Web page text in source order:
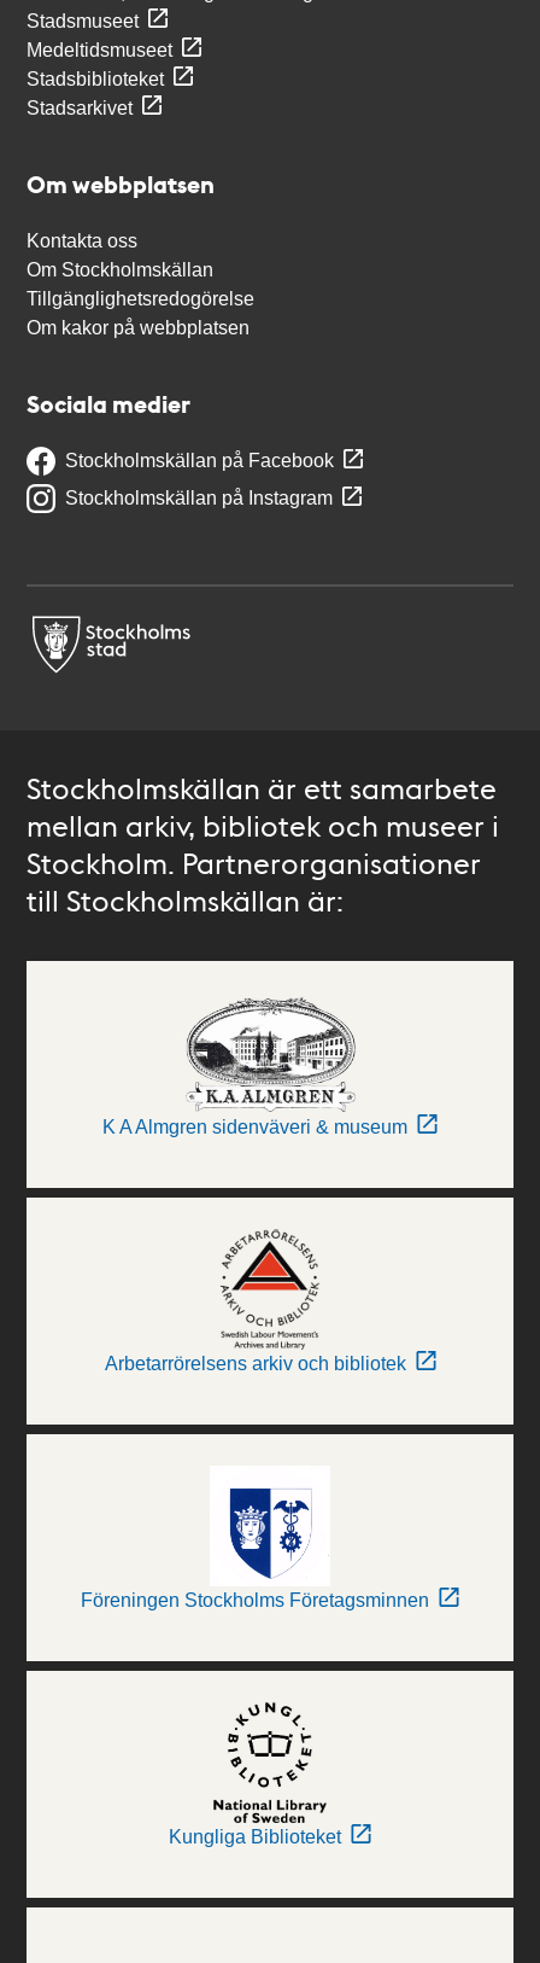
Stadsmuseet
Medeltidsmuseet
Stadsbiblioteket
Stadsarkivet
Om webbplatsen
Kontakta oss
Om Stockholmskällan
Tillgänglighetsredogörelse
Om kakor på webbplatsen
Sociala medier
Stockholmskällan på Facebook
Stockholmskällan på Instagram
Stockholmskällan är ett samarbete
mellan arkiv, bibliotek och museer i
Stockholm. Partnerorganisationer
till Stockholmskällan är:
K A Almgren sidenväveri & museum
Arbetarrörelsens arkiv och bibliotek
Föreningen Stockholms Företagsminnen
Kungliga Biblioteket